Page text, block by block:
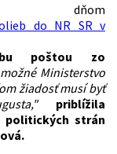
do NR SR v
poštou zo
Ministerstvo
žiadosť musí byť
priblížila
politických strán